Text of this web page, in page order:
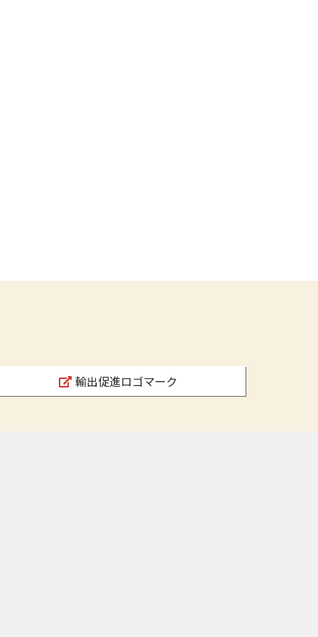
輸出促進ロゴマーク